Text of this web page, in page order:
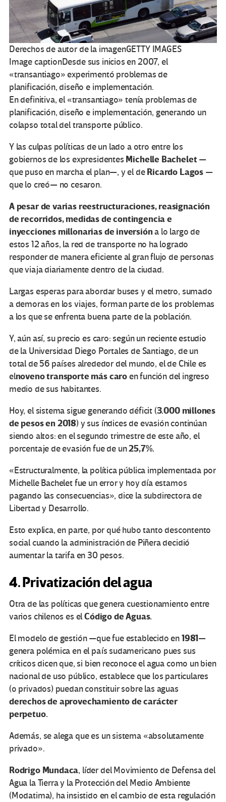
Derechos de autor de la imagenGETTY IMAGES
Image captionDesde sus inicios en 2007, el
«transantiago» experimentó problemas de
planificación, diseño e implementación.
En definitiva, el «transantiago» tenía problemas de
planificación, diseño e implementación, generando un
colapso total del transporte público.
Y las culpas políticas de un lado a otro entre los
gobiernos de los expresidentes Michelle Bachelet —
que puso en marcha el plan—, y el deRicardo Lagos —
que lo creó— no cesaron.
A pesar de varias reestructuraciones, reasignación
de recorridos, medidas de contingencia e
inyecciones millonarias de inversióna lo largo de
estos 12 años, la red de transporte no ha logrado
responder de manera eficiente al gran flujo de personas
que viaja diariamente dentro de la ciudad.
Largas esperas para abordar buses y el metro, sumado
a demoras en los viajes, forman parte de los problemas
a los que se enfrenta buena parte de la población.
Y, aún así, su precio es caro: según un reciente estudio
de la Universidad Diego Portales de Santiago, de un
total de 56 países alrededor del mundo, el de Chile es
elnovenotransporte más caroen función del ingreso
medio de sus habitantes.
Hoy, el sistema sigue generando déficit (3.000 millones
de pesosen 2018) y sus índices de evasión continúan
siendo altos: en el segundo trimestre de este año, el
porcentaje de evasión fue de un25,7%.
«Estructuralmente, la política pública implementada por
Michelle Bachelet fue un error y hoy día estamos
pagando las consecuencias», dice la subdirectora de
Libertad y Desarrollo.
Esto explica, en parte, por qué hubo tanto descontento
social cuando la administración de Piñera decidió
aumentar la tarifa en 30 pesos.
4. Privatización del agua
Otra de las políticas que genera cuestionamiento entre
varios chilenos es elCódigo de Aguas.
El modelo de gestión —que fue establecido en1981—
genera polémica en el país sudamericano pues sus
críticos dicen que, si bien reconoce el agua como un bien
nacional de uso público, establece que los particulares
(o privados) puedan constituir sobre las aguas
derechos de aprovechamiento de carácter
perpetuo.
Además, se alega que es un sistema «absolutamente
privado».
Rodrigo Mundaca, líder del Movimiento de Defensa del
Agua la Tierra y la Protección del Medio Ambiente
(Modatima), ha insistido en el cambio de esta regulación